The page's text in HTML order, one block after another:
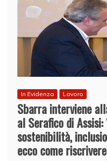
In Evidenza Lavoro
Sbarra interviene
al Serafico di
sostenibilità,
ecco come